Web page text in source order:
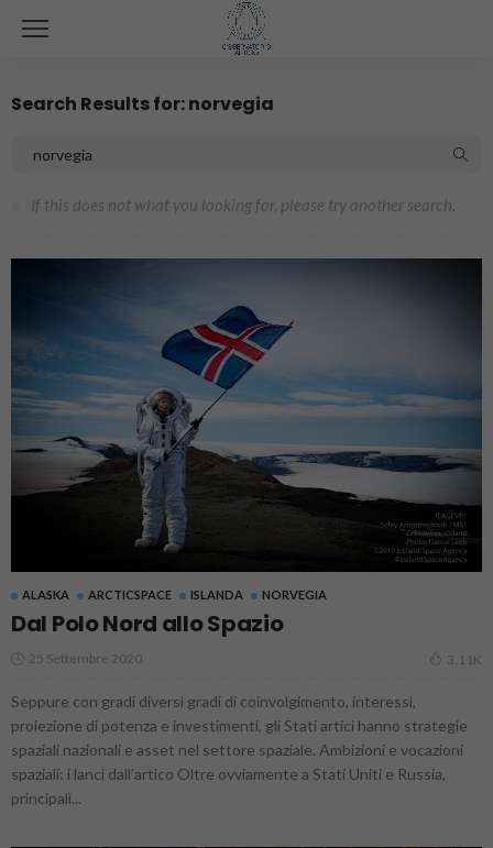
Search Results for: norvegia
If this does not what you looking for, please try another search.
ALASKA ARCTICSPACE ISLANDA NORVEGIA
Dal Polo Nord allo Spazio
25 Settembre 2020 3.11K
Seppure con gradi diversi gradi di coinvolgimento, interessi,
proiezione di potenza e investimenti, gli Stati artici hanno strategie
spaziali nazionali e asset nel settore spaziale. Ambizioni e vocazioni
spaziali: i lanci dall’artico Oltre ovviamente a Stati Uniti e Russia,
principali...